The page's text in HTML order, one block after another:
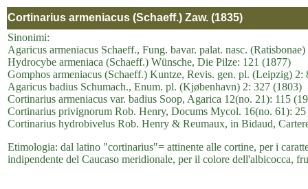
Cortinarius armeniacus (Schaeff.) Zaw. (1835)
Sinonimi:
Agaricus armeniacus Schaeff., Fung. bavar. palat. nasc.
Hydrocybe armeniaca (Schaeff.) Wünsche, Die Pilze: 121 (1877)
Gomphos armeniacus (Schaeff.) Kuntze, Revis. gen. pl. (Leipzig) 2:
Agaricus badius Schumach., Enum. pl. (Kjøbenhavn) 2: 327 (1803)
Cortinarius armeniacus var. badius Soop, Agarica 12(no. 21): 115
Cortinarius privignorum Rob. Henry, Docums Mycol. 16(no. 61):
Cortinarius hydrobivelus Rob. Henry & Reumaux, in Bidaud,
Etimologia: dal latino "cortinarius"= attinente alle cortine, per i
indipendente del Caucaso meridionale, per il colore dell'albicocca,